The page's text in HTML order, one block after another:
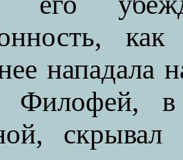
нападала
Филофей,